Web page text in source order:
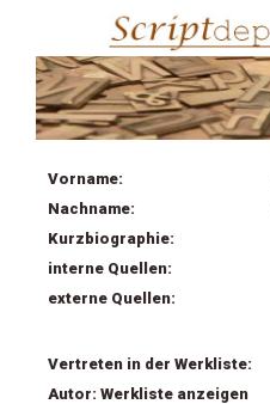
Vorname:
Nachname:
Kurzbiographie:
interne Quellen:
externe Quellen:
Vertreten in der Werkliste:
Autor: Werkliste anzeigen